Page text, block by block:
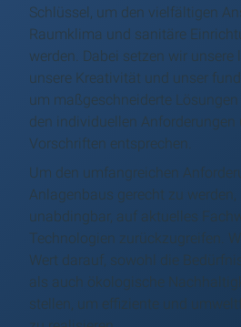
Schlüssel, um den vielfältigen
Raumklima und sanitäre
werden. Dabei setzen wir
unsere Kreativität und unser
um maßgeschneiderte
den individuellen Anforderungen
Vorschriften entsprechen.
Um den umfangreichen
Anlagenbaus gerecht zu
unabdingbar, auf aktuelles
Technologien zurückzugreifen.
Wert darauf, sowohl die
als auch ökologische
stellen, um effiziente und